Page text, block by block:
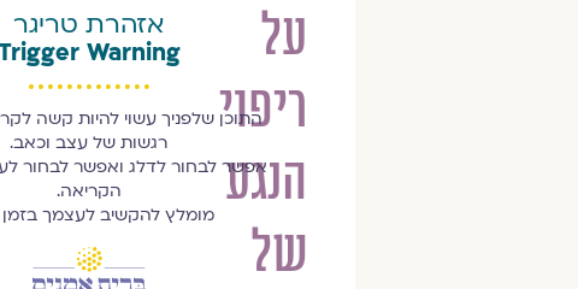
על
ריפוי
הנגע
של
אזהרת טריגר
Warning
התוכן שלפניך עשוי להיות קשה
רגשות של עצב וכאב.
אפשר לבחור לדלג ואפשר לבחור
הקריאה.
מומלץ להקשיב לעצמך